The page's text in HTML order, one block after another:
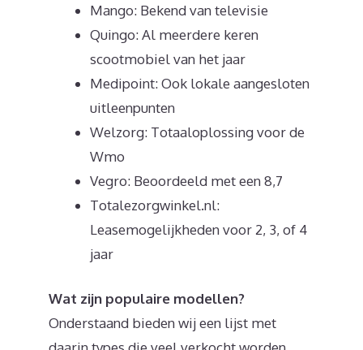
Mango: Bekend van televisie
Quingo: Al meerdere keren
scootmobiel van het jaar
Medipoint: Ook lokale aangesloten
uitleenpunten
Welzorg: Totaaloplossing voor de
Wmo
Vegro: Beoordeeld met een 8,7
Totalezorgwinkel.nl:
Leasemogelijkheden voor 2, 3, of 4
jaar
Wat zijn populaire modellen?
Onderstaand bieden wij een lijst met